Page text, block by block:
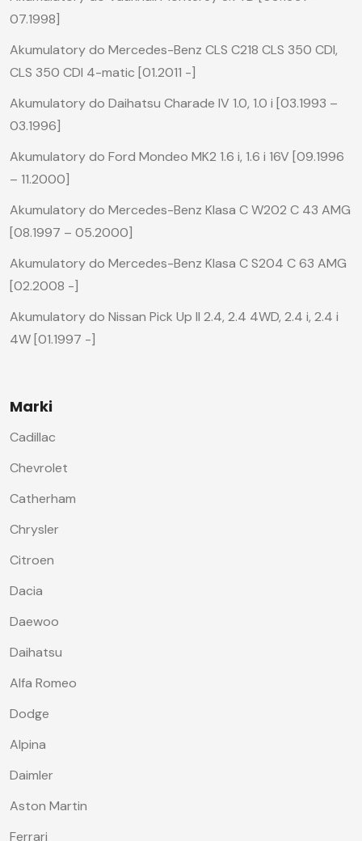
07.1998]
Akumulatory do Mercedes-Benz CLS C218 CLS 350 CDI,
CLS 350 CDI 4-matic [01.2011 -]
Akumulatory do Daihatsu Charade IV 1.0, 1.0 i [03.1993 –
03.1996]
Akumulatory do Ford Mondeo MK2 1.6 i, 1.6 i 16V [09.1996
– 11.2000]
Akumulatory do Mercedes-Benz Klasa C W202 C 43 AMG
[08.1997 – 05.2000]
Akumulatory do Mercedes-Benz Klasa C S204 C 63 AMG
[02.2008 -]
Akumulatory do Nissan Pick Up II 2.4, 2.4 4WD, 2.4 i, 2.4 i
4W [01.1997 -]
Marki
Cadillac
Chevrolet
Catherham
Chrysler
Citroen
Dacia
Daewoo
Daihatsu
Alfa Romeo
Dodge
Alpina
Daimler
Aston Martin
Ferrari